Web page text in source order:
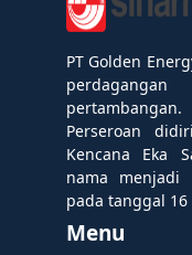
PT Golden
Perseroan
Kencana Eka
nama menjadi
pada tanggal 16
Menu